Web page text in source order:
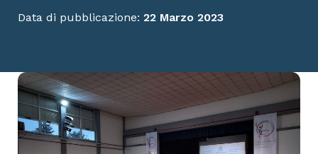
Data di pubblicazione: 22 Marzo 2023